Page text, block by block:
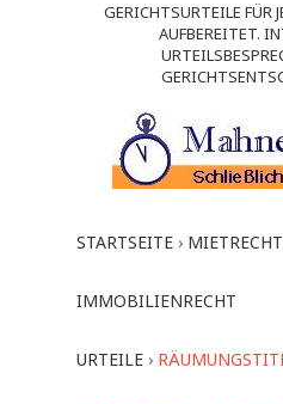
GERICHTSURTEILE FÜR
AUFBEREITET.
STARTSEITE ›
IMMOBILIENRECHT
URTEILE ›